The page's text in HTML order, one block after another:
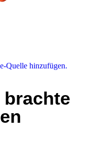
Quelle hinzufügen.